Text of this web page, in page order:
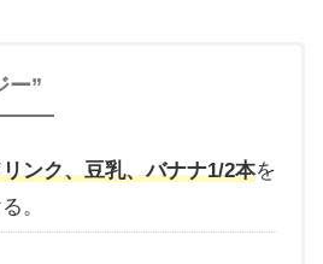
ー”
ンク、豆乳、バナナ1/2本を
。